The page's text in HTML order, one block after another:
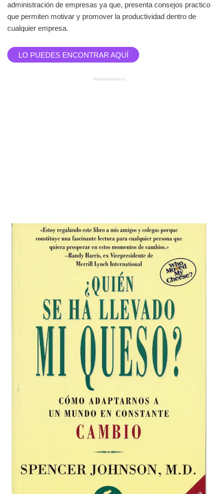
administración de empresas ya que, presenta consejos practico
que permiten motivar y promover la productividad dentro de
cualquier empresa.
LO PUEDES ENCONTRAR AQUÍ
Advertisement